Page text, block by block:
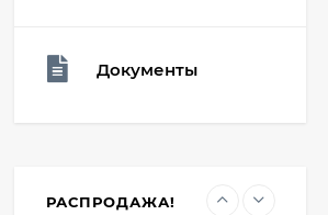
Документы
РАСПРОДАЖА!